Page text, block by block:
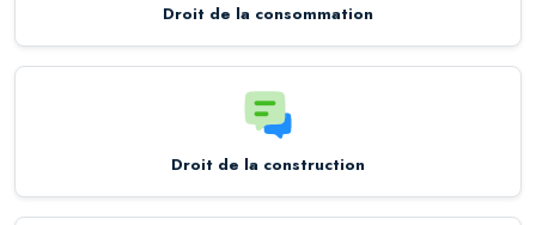
Droit de la consommation
Droit de la construction